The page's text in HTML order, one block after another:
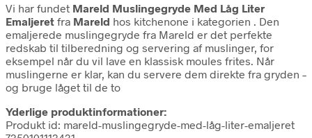
Vi har fundet Mareld Muslingegryde Med Låg Liter
Emaljeret fra Mareld hos kitchenone i kategorien . Den
emaljerede muslingegryde fra Mareld er det perfekte
redskab til tilberedning og servering af muslinger, for
eksempel når du vil lave en klassisk moules frites. Når
muslingerne er klar, kan du servere dem direkte fra gryden –
og bruge låget til de to
Yderlige produktinformationer:
Produkt id: mareld-muslingegryde-med-låg-liter-emaljeret